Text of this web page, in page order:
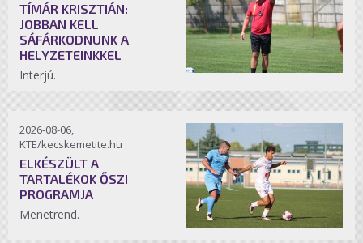
TÍMÁR KRISZTIÁN:
JOBBAN KELL
SÁFÁRKODNUNK A
HELYZETEINKKEL
Interjú.
2026-08-06,
KTE/kecskemetite.hu
ELKÉSZÜLT A
TARTALÉKOK ŐSZI
PROGRAMJA
Menetrend.